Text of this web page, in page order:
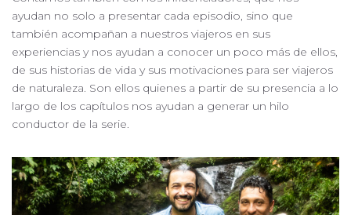
ayudan no solo a presentar cada episodio, sino que
también acompañan a nuestros viajeros en sus
experiencias y nos ayudan a conocer un poco más de ellos,
de sus historias de vida y sus motivaciones para ser viajeros
de naturaleza. Son ellos quienes a partir de su presencia a lo
largo de los capítulos nos ayudan a generar un hilo
conductor de la serie.